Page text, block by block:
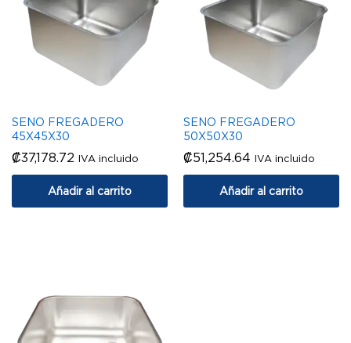
SENO FREGADERO
45X45X30
₡37,178.72 IVA incluido
Añadir al carrito
SENO FREGADERO
50X50X30
₡51,254.64 IVA incluido
Añadir al carrito